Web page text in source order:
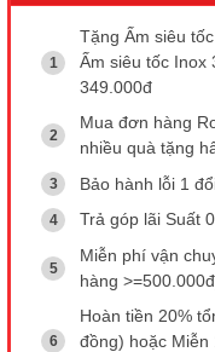
Tặng Ấm siêu
Ấm siêu tốc Inox
349.000đ
Mua đơn hàng
nhiều quà tặng
Bảo hành lỗi 1
Trả góp lãi Suất
Miễn phí vận
hàng
Hoàn tiền 20%
đồng) hoặc Miễn